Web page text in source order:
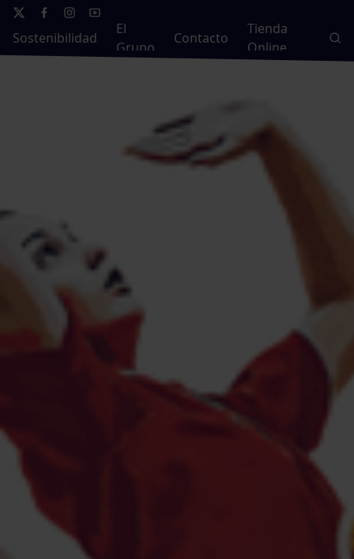
Sostenibilidad
El
Grupo
Contacto
Tienda
Online